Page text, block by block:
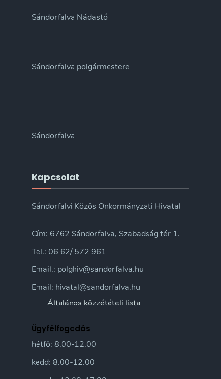
Sándorfalva Nádastó
Sándorfalva polgármestere
Sándorfalva
Kapcsolat
Sándorfalvi Közös Önkormányzati Hivatal
Cím: 6762 Sándorfalva, Szabadság tér 1.
Tel.: 06 62/ 572 961
Email.: polghiv@sandorfalva.hu
Email: hivatal@sandorfalva.hu
Általános közzétételi lista
Ügyfélfogadás
hétfő: 8.00-12.00
kedd: 8.00-12.00